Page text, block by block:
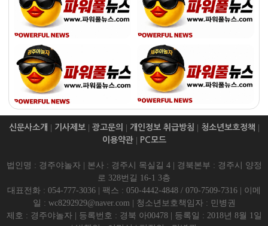
신문사소개 | 기사제보| 광고문의 | 개인정보 취급방침 | 청소년보호정책 |
이용약관| PC모드
법인명 : 경주야놀자 | 본사 : 경주시 목실길 4 | 경북본부 : 경주시 양정
로 328번길 16-1 3층
대표전화 : 054-777-3036 | 팩스 : 050-4442-4848 / 070-7509-7316 | 이메
일 : wc8292929@naver.com | 청소년보호책임자 : 민병권
제호 : 경주야놀자 | 등록번호 : 경북 아00478 | 등록일 : 2018년 8월 1일